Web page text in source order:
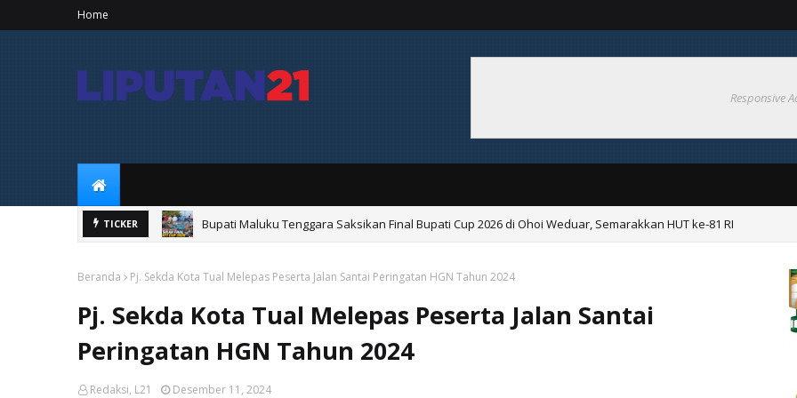
Home
Responsive
TICKER
Bupati Maluku Tenggara Resmikan Pembentukan Desa Tangguh Bencana di Ohoiel
Beranda Pj. Sekda Kota Tual Melepas Peserta Jalan Santai Peringatan HGN Tahun 2024
Pj. Sekda Kota Tual Melepas Peserta Jalan Santai
Peringatan HGN Tahun 2024
Redaksi, L21 Desember 11, 2024